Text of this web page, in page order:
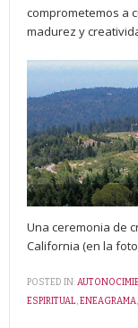
comprometemos a
madurez y
Una ceremonia de
California (en la
POSTED IN:
ESPIRITUAL,ENEAGRAMA,